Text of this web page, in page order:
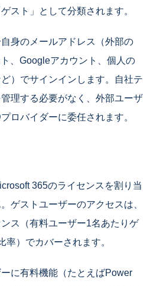
スト」として分類されます。
身のメールアドレス（外部の
、Googleアカウント、個人の
）でサインインします。自社テ
理する必要がなく、外部ユーザ
ロバイダーに委任されます。
365のライセンスを割り当
ゲストユーザーのアクセスは、
ス（有料ユーザー1名あたりゲ
率）でカバーされます。
に有料機能（たとえばPower